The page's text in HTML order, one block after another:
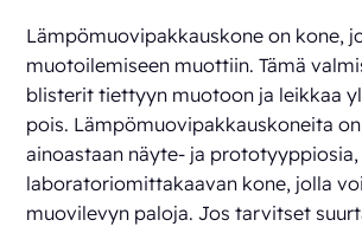
Lämpömuovipakkauskone on kone,
muotoilemiseen muottiin. Tämä
blisterit tiettyyn muotoon ja leikkaa
pois. Lämpömuovipakkauskoneita
ainoastaan näyte- ja
laboratoriomittakaavan kone, jolla
muovilevyn paloja. Jos tarvitset